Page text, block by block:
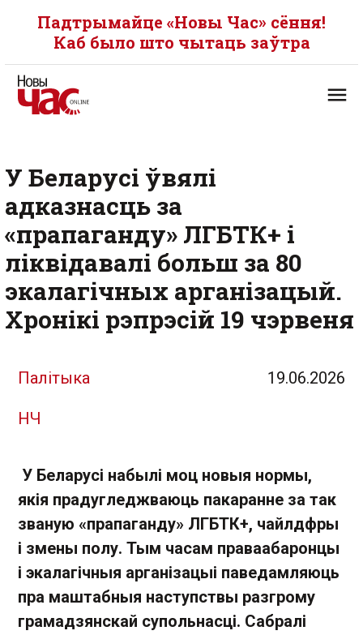
Падтрымайце «Новы Час» сёння!
Каб было што чытаць заўтра
У Беларусі ўвялі
адказнасць за
«прапаганду» ЛГБТК+ і
ліквідавалі больш за 80
экалагічных арганізацый.
Хронікі рэпрэсій 19 чэрвеня
Палітыка 19.06.2026
НЧ
У Беларусі набылі моц новыя нормы,
якія прадугледжваюць пакаранне за так
званую «прапаганду» ЛГБТК+, чайлдфры
і змены полу. Тым часам праваабаронцы
і экалагічныя арганізацыі паведамляюць
пра маштабныя наступствы разгрому
грамадзянскай супольнасці. Сабралі